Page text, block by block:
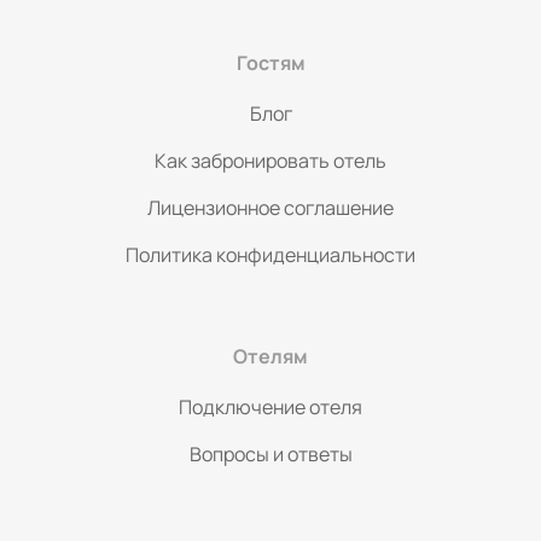
Гостям
Блог
Как забронировать отель
Лицензионное соглашение
Политика конфиденциальности
Отелям
Подключение отеля
Вопросы и ответы